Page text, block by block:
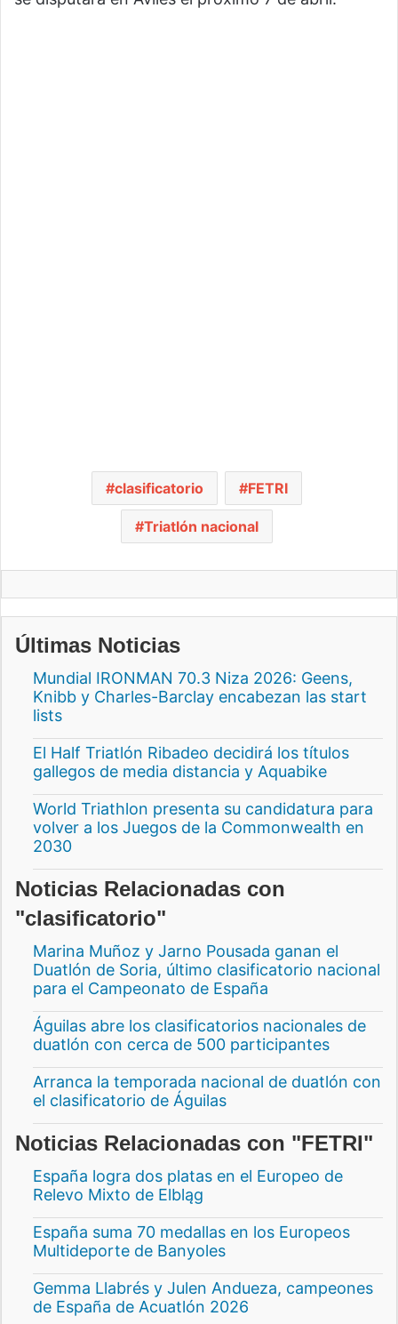
clasificatorio FETRI
Triatlón nacional
Últimas Noticias
Mundial IRONMAN 70.3 Niza 2026: Geens,
Knibb y Charles-Barclay encabezan las start
lists
El Half Triatlón Ribadeo decidirá los títulos
gallegos de media distancia y Aquabike
World Triathlon presenta su candidatura para
volver a los Juegos de la Commonwealth en
2030
Noticias Relacionadas con
"clasificatorio"
Marina Muñoz y Jarno Pousada ganan el
Duatlón de Soria, último clasificatorio nacional
para el Campeonato de España
Águilas abre los clasificatorios nacionales de
duatlón con cerca de 500 participantes
Arranca la temporada nacional de duatlón con
el clasificatorio de Águilas
Noticias Relacionadas con "FETRI"
España logra dos platas en el Europeo de
Relevo Mixto de Elbląg
España suma 70 medallas en los Europeos
Multideporte de Banyoles
Gemma Llabrés y Julen Andueza, campeones
de España de Acuatlón 2026